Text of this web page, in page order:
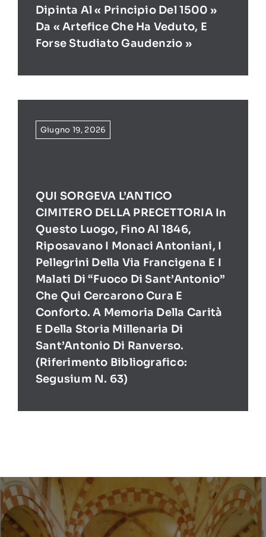
Dipinta Al « Principio Del 1500 »
Da « Artefice Che Ha Veduto, E
Forse Studiato Gaudenzio »
Giugno 19, 2026
QUI SORGEVA L’ANTICO
CIMITERO DELLA PRECETTORIA In
Questo Luogo, Fino Al 1846,
Riposavano I Monaci Antoniani, I
Pellegrini Della Via Francigena E I
Malati Di “Fuoco Di Sant’Antonio”
Che Qui Cercarono Cura E
Conforto. A Memoria Della Carità
E Della Storia Millenaria Di
Sant’Antonio Di Ranverso.
(Riferimento Bibliografico:
Segusium N. 63)